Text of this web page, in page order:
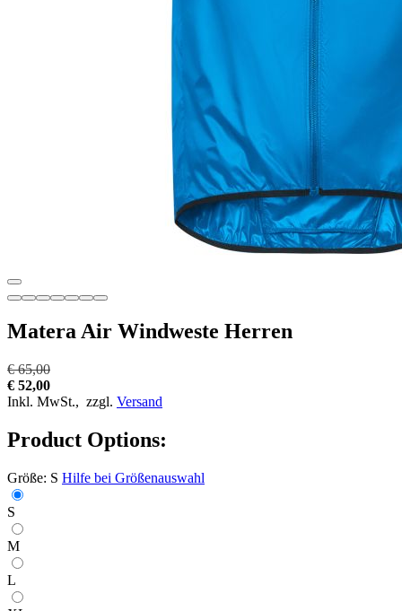
Matera Air Windweste Herren
€ 65,00
€ 52,00
Inkl. MwSt., zzgl. Versand
Product Options:
Größe: S Hilfe bei Größenauswahl
S
M
L